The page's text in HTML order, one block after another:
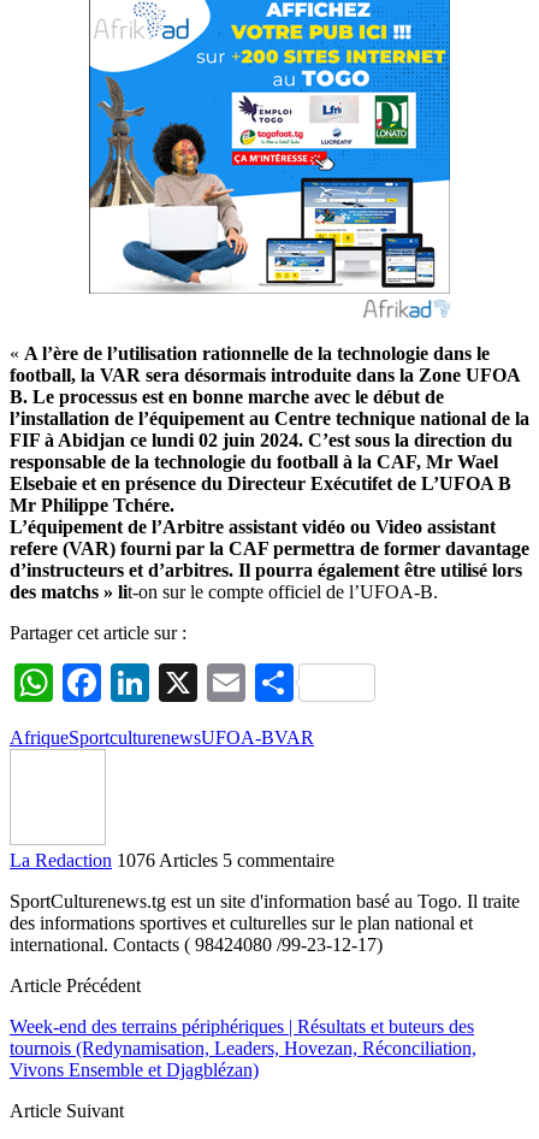
« A l’ère de l’utilisation rationnelle de la technologie dans le
football, la VAR sera désormais introduite dans la Zone UFOA
B. Le processus est en bonne marche avec le début de
l’installation de l’équipement au Centre technique national de la
FIF à Abidjan ce lundi 02 juin 2024. C’est sous la direction du
responsable de la technologie du football à la CAF, Mr Wael
Elsebaie et en présence du Directeur Exécutifet de L’UFOA B
Mr Philippe Tchére.
L’équipement de l’Arbitre assistant vidéo ou Video assistant
refere (VAR) fourni par la CAF permettra de former davantage
d’instructeurs et d’arbitres. Il pourra également être utilisé lors
des matchs » lit-on sur le compte officiel de l’UFOA-B.
Partager cet article sur :
WhatsApp
Facebook
LinkedIn
X EmailPartager
AfriqueSportculturenewsUFOA-BVAR
La Redaction 1076 Articles 5 commentaire
SportCulturenews.tg est un site d'information basé au Togo. Il traite
des informations sportives et culturelles sur le plan national et
international. Contacts ( 98424080 /99-23-12-17)
Article Précédent
Week-end des terrains périphériques | Résultats et buteurs des
tournois (Redynamisation, Leaders, Hovezan, Réconciliation,
Vivons Ensemble et Djagblézan)
Article Suivant